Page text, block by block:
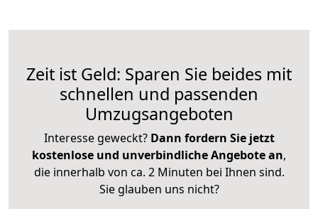
Zeit ist Geld: Sparen Sie beides mit
schnellen und passenden
Umzugsangeboten
Interesse geweckt? Dann fordern Sie jetzt
kostenlose und unverbindliche Angebote an,
die innerhalb von ca. 2 Minuten bei Ihnen sind.
Sie glauben uns nicht?